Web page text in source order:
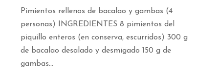
Pimientos rellenos de bacalao y gambas (4
personas) INGREDIENTES 8 pimientos del
piquillo enteros (en conserva, escurridos) 300 g
de bacalao desalado y desmigado 150 g de
gambas...